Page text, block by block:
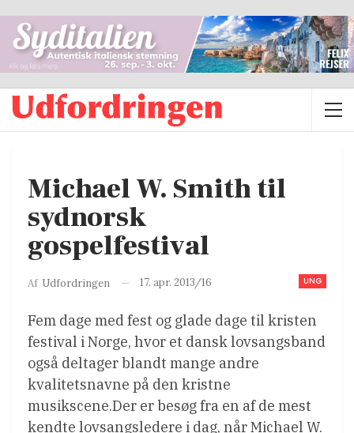
Michael W. Smith til
sydnorsk
gospelfestival
UNG
Af Udfordringen 17. apr. 2013/16
Fem dage med fest og glade dage til kristen
festival i Norge, hvor et dansk lovsangsband
også deltager blandt mange andre
kvalitetsnavne på den kristne
musikscene.Der er besøg fra en af de mest
kendte lovsangsledere i dag, når Michael W.